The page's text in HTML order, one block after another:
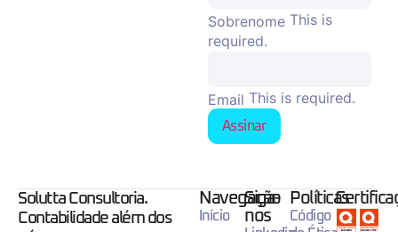
Sobrenome This is
required.
Email This is required.
Assinar
Solutta Consultoria.
Contabilidade além dos
Navegação
Início
Siga-
nos
Políticas
Código